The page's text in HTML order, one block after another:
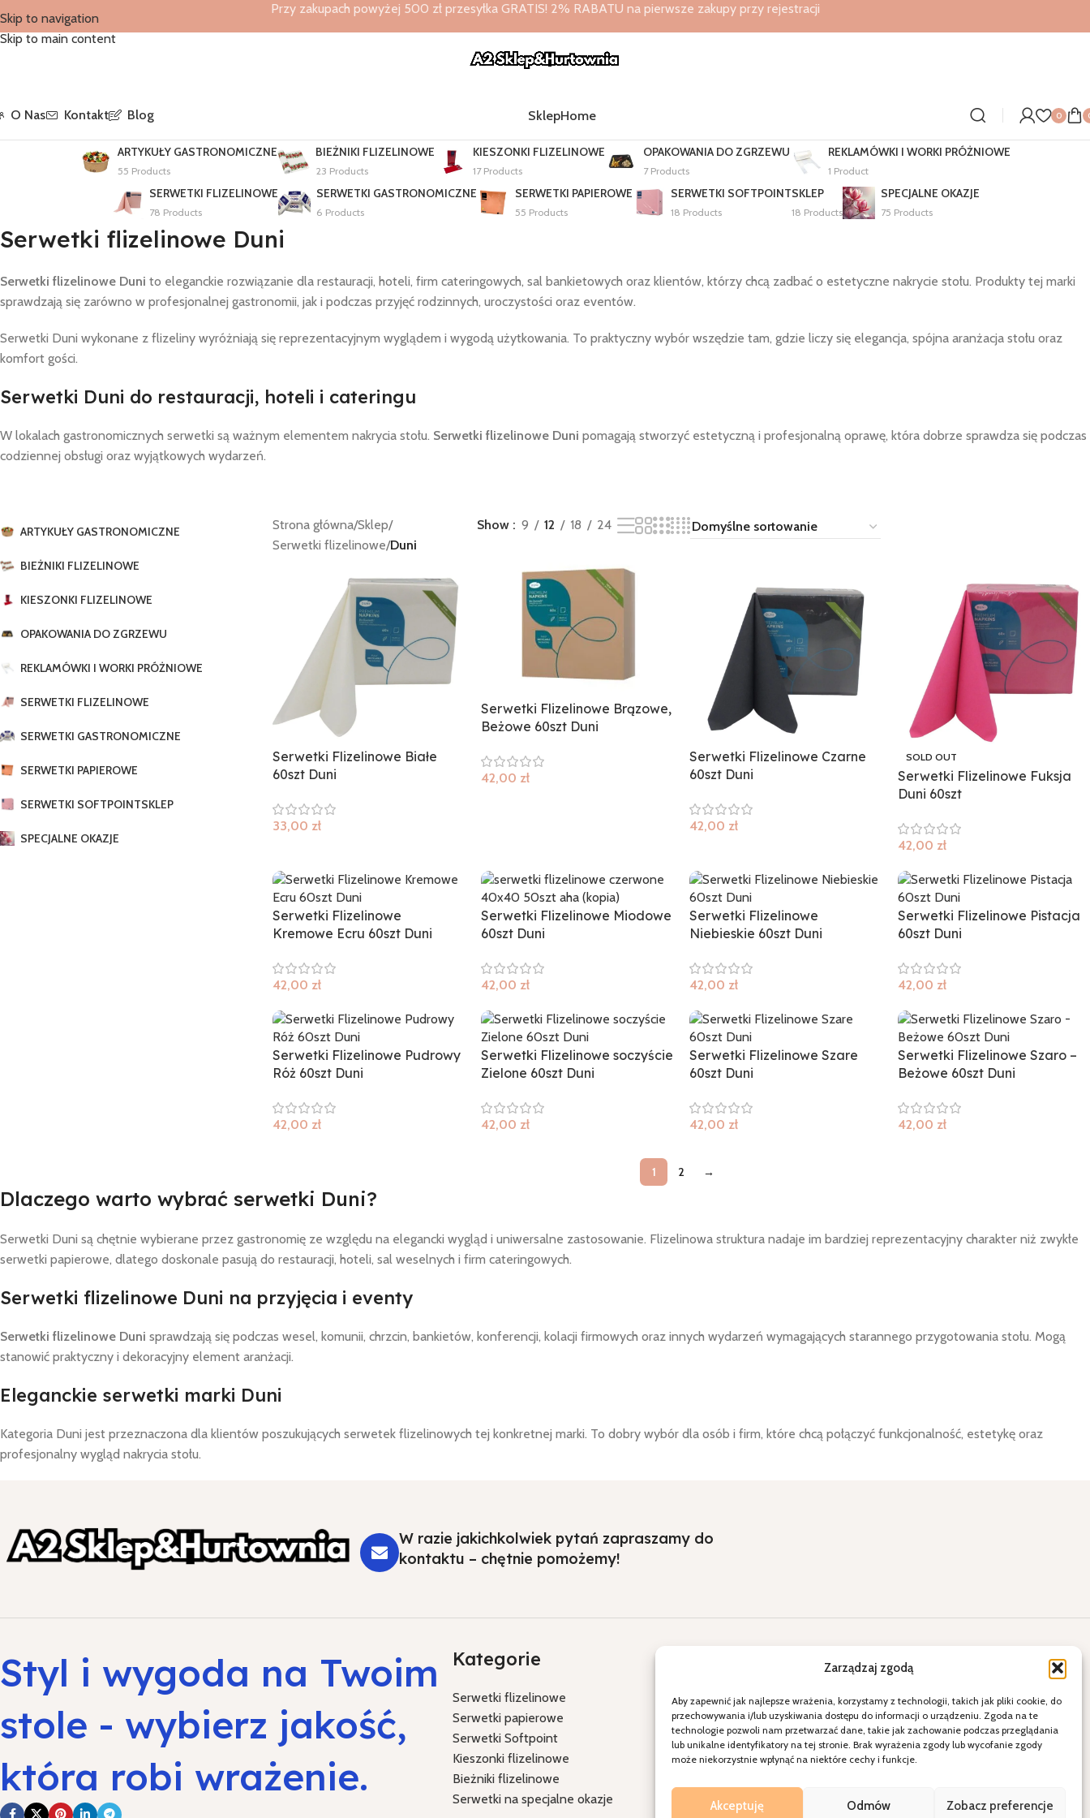
Zarządzaj zgodą
Aby zapewnić jak najlepsze wrażenia, korzystamy z technologii, takich jak pliki cookie, do
przechowywania i/lub uzyskiwania dostępu do informacji o urządzeniu. Zgoda na te
technologie pozwoli nam przetwarzać dane, takie jak zachowanie podczas przeglądania
lub unikalne identyfikatory na tej stronie. Brak wyrażenia zgody lub wycofanie zgody
może niekorzystnie wpłynąć na niektóre cechy i funkcje.
Akceptuję Odmów Zobacz preferencje
Skip to navigation
Skip to main content
Przy zakupach powyżej 500 zł przesyłka GRATIS! 2% RABATU na pierwsze zakupy przy rejestracji
O Nas Kontakt Blog SklepHome 0
ARTYKUŁY GASTRONOMICZNE
55 Products
BIEŻNIKI FLIZELINOWE
23 Products
KIESZONKI FLIZELINOWE
17 Products
OPAKOWANIA DO ZGRZEWU
7 Products
REKLAMÓWKI I WORKI PRÓŻNIOWE
1 Product
SERWETKI FLIZELINOWE
78 Products
SERWETKI GASTRONOMICZNE
6 Products
SERWETKI PAPIEROWE
55 Products
SERWETKI SOFTPOINT
18 Products
SKLEP
18 Products
SPECJALNE OKAZJE
75 Products
Serwetki flizelinowe Duni
Serwetki flizelinowe Duni to eleganckie rozwiązanie dla restauracji, hoteli, firm cateringowych, sal bankietowych oraz klientów, którzy chcą zadbać o estetyczne nakrycie stołu. Produkty tej marki
sprawdzają się zarówno w profesjonalnej gastronomii, jak i podczas przyjęć rodzinnych, uroczystości oraz eventów.
Serwetki Duni wykonane z flizeliny wyróżniają się reprezentacyjnym wyglądem i wygodą użytkowania. To praktyczny wybór wszędzie tam, gdzie liczy się elegancja, spójna aranżacja stołu oraz
komfort gości.
Serwetki Duni do restauracji, hoteli i cateringu
W lokalach gastronomicznych serwetki są ważnym elementem nakrycia stołu. Serwetki flizelinowe Duni pomagają stworzyć estetyczną i profesjonalną oprawę, która dobrze sprawdza się podczas
codziennej obsługi oraz wyjątkowych wydarzeń.
ARTYKUŁY GASTRONOMICZNE
BIEŻNIKI FLIZELINOWE
KIESZONKI FLIZELINOWE
OPAKOWANIA DO ZGRZEWU
REKLAMÓWKI I WORKI PRÓŻNIOWE
SERWETKI FLIZELINOWE
SERWETKI GASTRONOMICZNE
SERWETKI PAPIEROWE
SERWETKI SOFTPOINTSKLEP
SPECJALNE OKAZJE
Strona główna/Sklep/
Serwetki flizelinowe/Duni
Show 9 12 18 24
Serwetki Flizelinowe Białe
60szt Duni
33,00 zł
Serwetki Flizelinowe Brązowe,
Beżowe 60szt Duni
42,00 zł
Serwetki Flizelinowe Czarne
60szt Duni
42,00 zł
SOLD OUT
Serwetki Flizelinowe Fuksja
Duni 60szt
42,00 zł
Serwetki Flizelinowe
Kremowe Ecru 60szt Duni
42,00 zł
Serwetki Flizelinowe Miodowe
60szt Duni
42,00 zł
Serwetki Flizelinowe
Niebieskie 60szt Duni
42,00 zł
Serwetki Flizelinowe Pistacja
60szt Duni
42,00 zł
Serwetki Flizelinowe Pudrowy
Róż 60szt Duni
42,00 zł
Serwetki Flizelinowe soczyście
Zielone 60szt Duni
42,00 zł
Serwetki Flizelinowe Szare
60szt Duni
42,00 zł
Serwetki Flizelinowe Szaro –
Beżowe 60szt Duni
42,00 zł
1 2 →
Dlaczego warto wybrać serwetki Duni?
Serwetki Duni są chętnie wybierane przez gastronomię ze względu na elegancki wygląd i uniwersalne zastosowanie. Flizelinowa struktura nadaje im bardziej reprezentacyjny charakter niż zwykłe
serwetki papierowe, dlatego doskonale pasują do restauracji, hoteli, sal weselnych i firm cateringowych.
Serwetki flizelinowe Duni na przyjęcia i eventy
Serwetki flizelinowe Duni sprawdzają się podczas wesel, komunii, chrzcin, bankietów, konferencji, kolacji firmowych oraz innych wydarzeń wymagających starannego przygotowania stołu. Mogą
stanowić praktyczny i dekoracyjny element aranżacji.
Eleganckie serwetki marki Duni
Kategoria Duni jest przeznaczona dla klientów poszukujących serwetek flizelinowych tej konkretnej marki. To dobry wybór dla osób i firm, które chcą połączyć funkcjonalność, estetykę oraz
profesjonalny wygląd nakrycia stołu.
W razie jakichkolwiek pytań zapraszamy do
kontaktu – chętnie pomożemy!
Styl i wygoda na Twoim
stole - wybierz jakość,
która robi wrażenie.
Kategorie
Serwetki flizelinowe
Serwetki papierowe
Serwetki Softpoint
Kieszonki flizelinowe
Bieżniki flizelinowe
Serwetki na specjalne okazje
Chrzest Święty
Komunia Święta
Ślub i wesele
Boże Narodzenie
Kontakt
E-mail: a2.sklepihurtownia@vp.pl
Telefon: 538 678 797
21-080 Garbów ul. Krakowskie
Przedmieście 15
Regulamin sklepu